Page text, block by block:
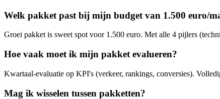
Welk pakket past bij mijn budget van 1.500 euro/
Groei pakket is sweet spot voor 1.500 euro. Met alle 4 pijlers
Hoe vaak moet ik mijn pakket evalueren?
Kwartaal-evaluatie op KPI's (verkeer, rankings, conversies).
Mag ik wisselen tussen pakketten?